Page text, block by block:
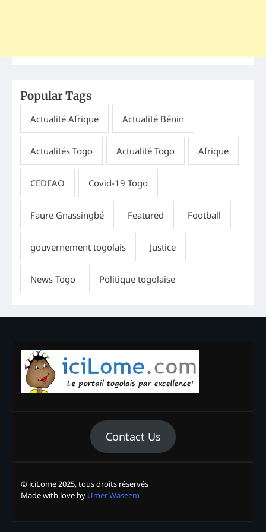
Popular Tags
Contact Us
© iciLome 2025, tous droits réservés
Made with love by Umer Waseem